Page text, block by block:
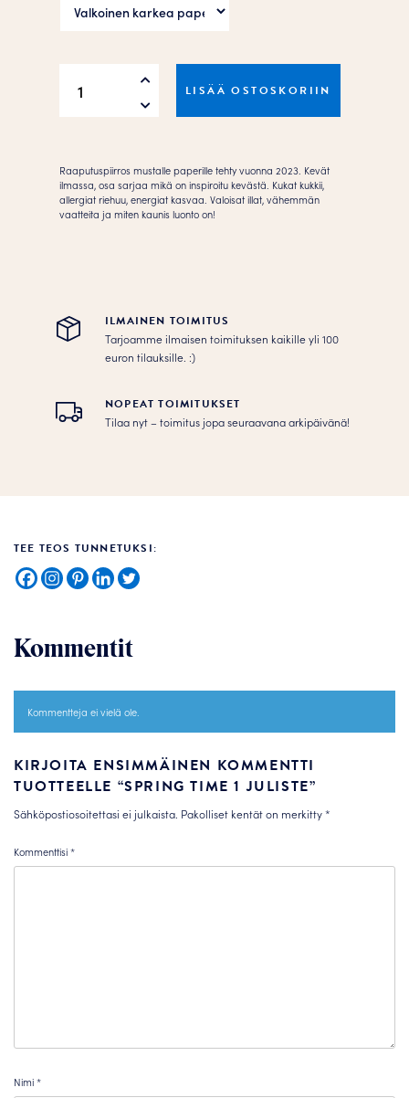
time
LISÄÄ OSTOSKORIIN
Raaputuspiirros mustalle paperille tehty vuonna 2023. Kevät
ilmassa, osa sarjaa mikä on inspiroitu kevästä. Kukat kukkii,
allergiat riehuu, energiat kasvaa. Valoisat illat, vähemmän
vaatteita ja miten kaunis luonto on!
ILMAINEN TOIMITUS
Tarjoamme ilmaisen toimituksen kaikille yli 100
euron tilauksille. :­­)
NOPEAT TOIMITUKSET
Tilaa nyt – toimitus jopa seuraavana arkipäivänä!
TEE TEOS TUNNETUKSI:
Kommentit
Kommentteja ei vielä ole.
KIRJOITA ENSIMMÄINEN KOMMENTTI
TUOTTEELLE “SPRING TIME 1 JULISTE”
Sähköpostiosoitettasi ei julkaista. Pakolliset kentät on merkitty*
Kommenttisi*
Nimi*